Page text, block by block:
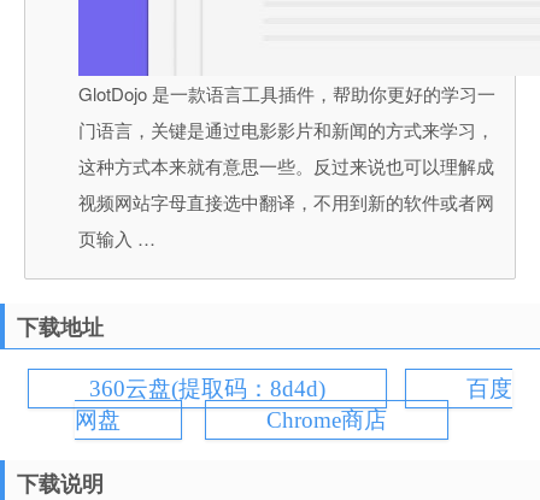
GlotDojo 是一款语言工具插件，帮助你更好的学习一
门语言，关键是通过电影影片和新闻的方式来学习，
这种方式本来就有意思一些。反过来说也可以理解成
视频网站字母直接选中翻译，不用到新的软件或者网
页输入 …
下载地址
360云盘(提取码：8d4d)
百度
网盘
Chrome商店
下载说明